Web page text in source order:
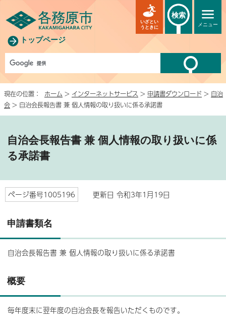
トップページ
メニュー
いざとい
うときに
検索
現在の位置： ホーム > インターネットサービス > 申請書ダウンロード > 自治
会 > 自治会長報告書 兼 個人情報の取り扱いに係る承諾書
自治会長報告書 兼 個人情報の取り扱いに係
る承諾書
ページ番号1005196 更新日 令和3年1月19日
申請書類名
自治会長報告書 兼 個人情報の取り扱いに係る承諾書
概要
毎年度末に翌年度の自治会長を報告いただくものです。